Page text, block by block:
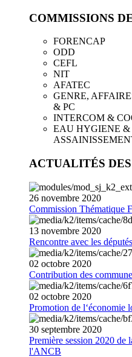
COMMISSIONS
FORENCAP
ODD
CEFL
NIT
AFATEC
GENRE,
& PC
INTERCOM &
EAU HYGIENE &
ACTUALITÉS
26 novembre 2020
Commission Thématique
13 novembre 2020
Rencontre avec les
02 octobre 2020
Contribution des
02 octobre 2020
Promotion de l‘économie
30 septembre 2020
Première session 2020 de
l'ANCB